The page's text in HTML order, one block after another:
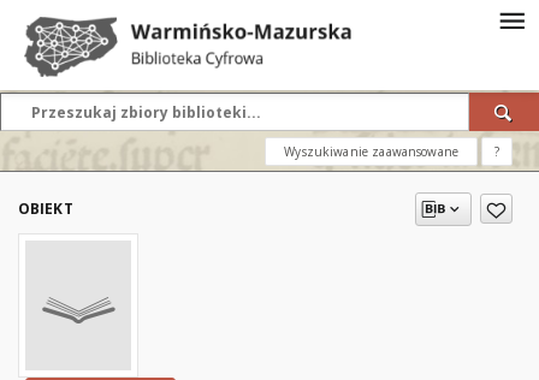
Wyszukiwanie zaawansowane ?
OBIEKT